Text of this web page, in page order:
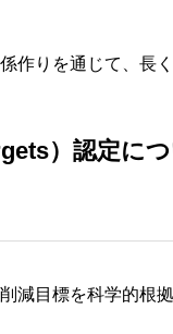
作りを通じて、長
）認定に
減目標を科学的根